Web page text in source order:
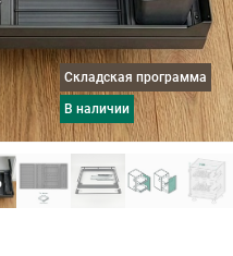
Складская программа
в наличии